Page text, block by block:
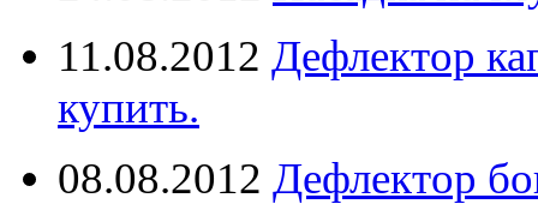
11.08.2012 Дефлектор
купить.
08.08.2012 Дефлектор